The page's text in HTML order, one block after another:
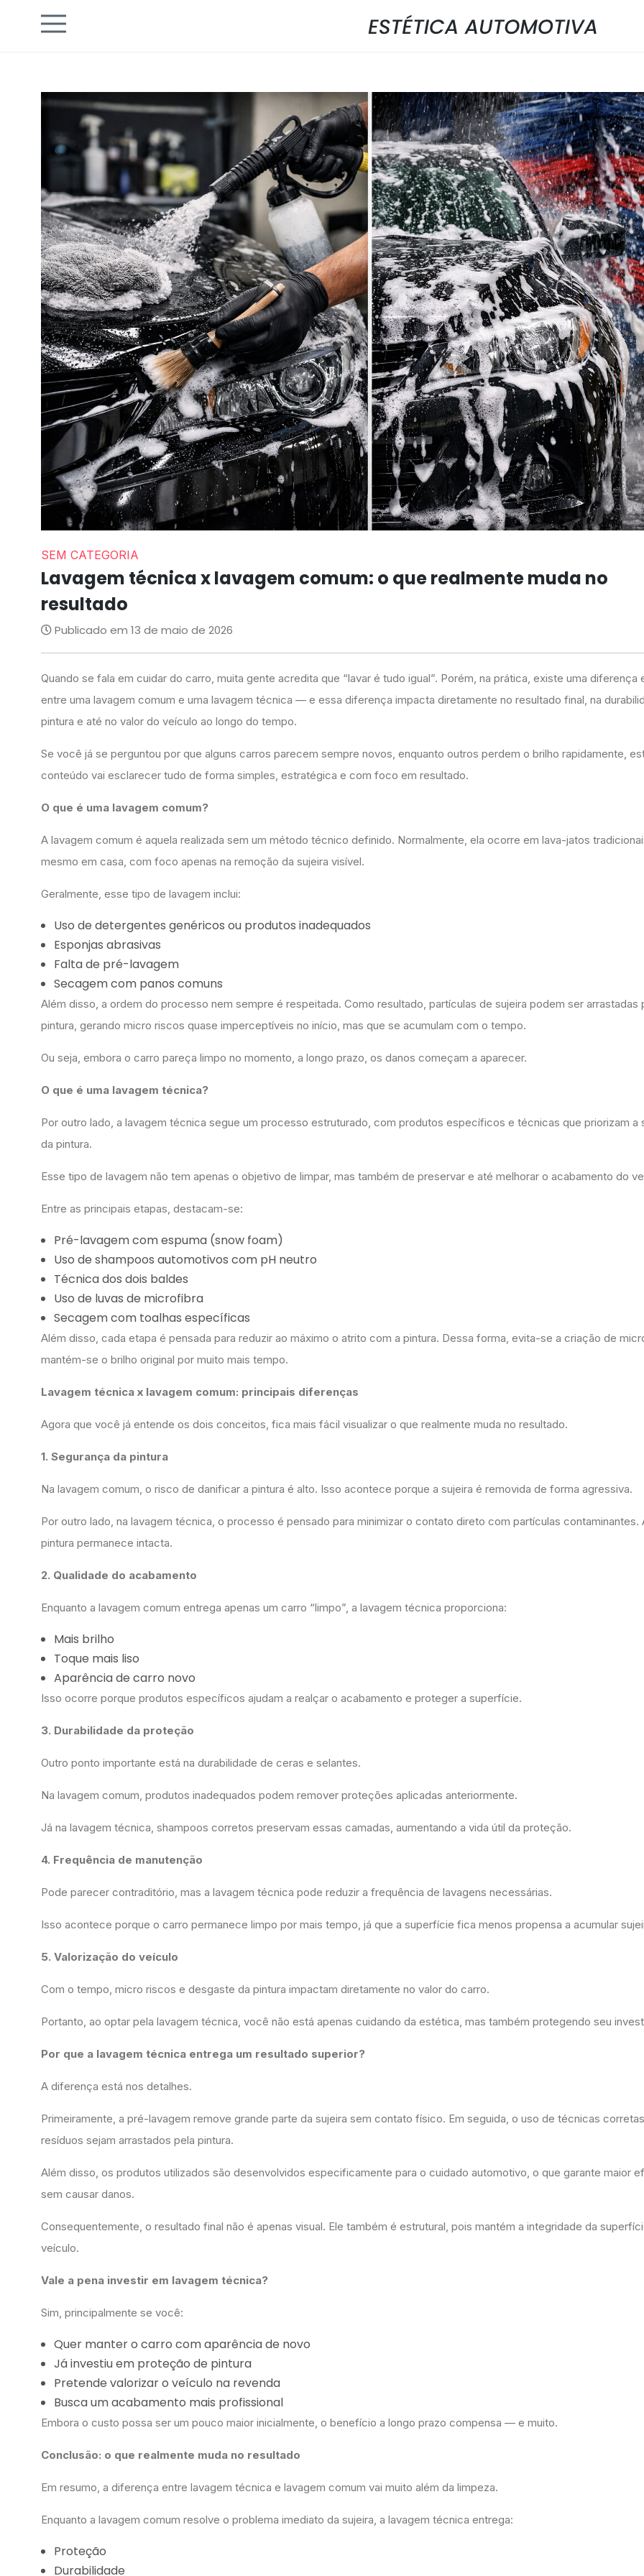
SEM CATEGORIA
Lavagem técnica x lavagem comum: o que realmente muda no
resultado
Publicado em 13 de maio de 2026
Quando se fala em cuidar do carro, muita gente acredita que “lavar é tudo igual”. Porém, na prática, existe uma diferença
entre uma lavagem comum e uma lavagem técnica — e essa diferença impacta diretamente no resultado final, na
pintura e até no valor do veículo ao longo do tempo.
Se você já se perguntou por que alguns carros parecem sempre novos, enquanto outros perdem o brilho rapidamente,
conteúdo vai esclarecer tudo de forma simples, estratégica e com foco em resultado.
O que é uma lavagem comum?
A lavagem comum é aquela realizada sem um método técnico definido. Normalmente, ela ocorre em lava-jatos
mesmo em casa, com foco apenas na remoção da sujeira visível.
Geralmente, esse tipo de lavagem inclui:
Uso de detergentes genéricos ou produtos inadequados
Esponjas abrasivas
Falta de pré-lavagem
Secagem com panos comuns
Além disso, a ordem do processo nem sempre é respeitada. Como resultado, partículas de sujeira podem ser arrastadas
pintura, gerando micro riscos quase imperceptíveis no início, mas que se acumulam com o tempo.
Ou seja, embora o carro pareça limpo no momento, a longo prazo, os danos começam a aparecer.
O que é uma lavagem técnica?
Por outro lado, a lavagem técnica segue um processo estruturado, com produtos específicos e técnicas que priorizam a
da pintura.
Esse tipo de lavagem não tem apenas o objetivo de limpar, mas também de preservar e até melhorar o acabamento do
Entre as principais etapas, destacam-se:
Pré-lavagem com espuma (snow foam)
Uso de shampoos automotivos com pH neutro
Técnica dos dois baldes
Uso de luvas de microfibra
Secagem com toalhas específicas
Além disso, cada etapa é pensada para reduzir ao máximo o atrito com a pintura. Dessa forma, evita-se a criação de
mantém-se o brilho original por muito mais tempo.
Lavagem técnica x lavagem comum: principais diferenças
Agora que você já entende os dois conceitos, fica mais fácil visualizar o que realmente muda no resultado.
1. Segurança da pintura
Na lavagem comum, o risco de danificar a pintura é alto. Isso acontece porque a sujeira é removida de forma agressiva.
Por outro lado, na lavagem técnica, o processo é pensado para minimizar o contato direto com partículas contaminantes.
pintura permanece intacta.
2. Qualidade do acabamento
Enquanto a lavagem comum entrega apenas um carro “limpo”, a lavagem técnica proporciona:
Mais brilho
Toque mais liso
Aparência de carro novo
Isso ocorre porque produtos específicos ajudam a realçar o acabamento e proteger a superfície.
3. Durabilidade da proteção
Outro ponto importante está na durabilidade de ceras e selantes.
Na lavagem comum, produtos inadequados podem remover proteções aplicadas anteriormente.
Já na lavagem técnica, shampoos corretos preservam essas camadas, aumentando a vida útil da proteção.
4. Frequência de manutenção ️
Pode parecer contraditório, mas a lavagem técnica pode reduzir a frequência de lavagens necessárias.
Isso acontece porque o carro permanece limpo por mais tempo, já que a superfície fica menos propensa a acumular
5. Valorização do veículo
Com o tempo, micro riscos e desgaste da pintura impactam diretamente no valor do carro.
Portanto, ao optar pela lavagem técnica, você não está apenas cuidando da estética, mas também protegendo seu
Por que a lavagem técnica entrega um resultado superior?
A diferença está nos detalhes.
Primeiramente, a pré-lavagem remove grande parte da sujeira sem contato físico. Em seguida, o uso de técnicas
resíduos sejam arrastados pela pintura.
Além disso, os produtos utilizados são desenvolvidos especificamente para o cuidado automotivo, o que garante maior
sem causar danos.
Consequentemente, o resultado final não é apenas visual. Ele também é estrutural, pois mantém a integridade da
veículo.
Vale a pena investir em lavagem técnica?
Sim, principalmente se você:
Quer manter o carro com aparência de novo
Já investiu em proteção de pintura
Pretende valorizar o veículo na revenda
Busca um acabamento mais profissional
Embora o custo possa ser um pouco maior inicialmente, o benefício a longo prazo compensa — e muito.
Conclusão: o que realmente muda no resultado
Em resumo, a diferença entre lavagem técnica e lavagem comum vai muito além da limpeza.
Enquanto a lavagem comum resolve o problema imediato da sujeira, a lavagem técnica entrega:
Proteção
Durabilidade